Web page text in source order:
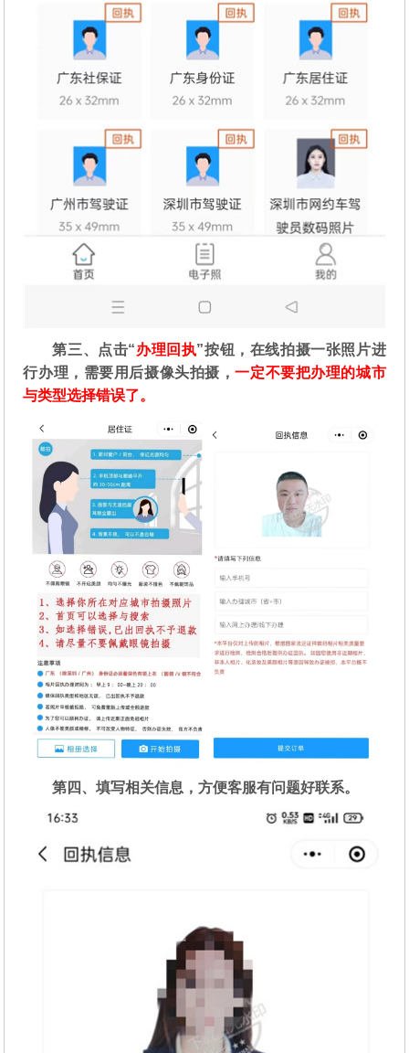
第三、点击“办理回执”按钮，在线拍摄一张照片进
行办理，需要用后摄像头拍摄，一定不要把办理的城市
与类型选择错误了。
第四、填写相关信息，方便客服有问题好联系。